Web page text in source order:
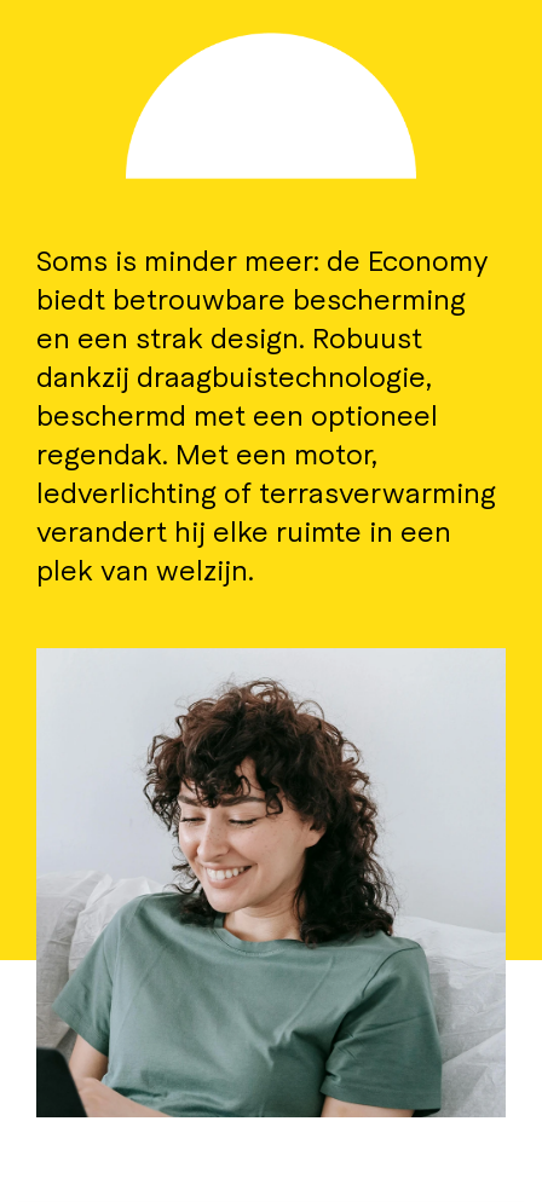
Soms is minder meer: de Economy
biedt betrouwbare bescherming
en een strak design. Robuust
dankzij draagbuistechnologie,
beschermd met een optioneel
regendak. Met een motor,
ledverlichting of terrasverwarming
verandert hij elke ruimte in een
plek van welzijn.